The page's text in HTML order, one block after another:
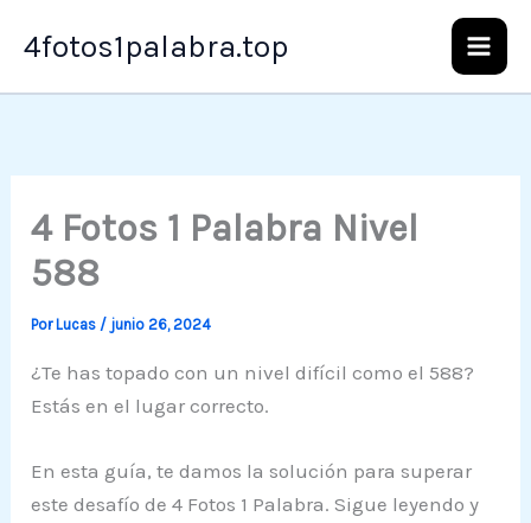
4fotos1palabra.top
4 Fotos 1 Palabra Nivel
588
PorLucas / junio 26, 2024
¿Te has topado con un nivel difícil como el 588?
Estás en el lugar correcto.
En esta guía, te damos la solución para superar
este desafío de 4 Fotos 1 Palabra. Sigue leyendo y